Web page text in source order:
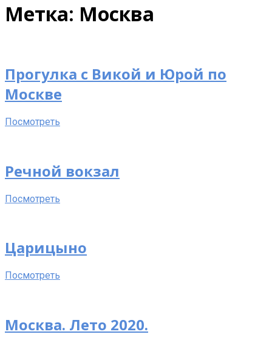
Метка: Москва
Articles.
Прогулка с Викой и Юрой по
Москве
Посмотреть
Речной вокзал
Посмотреть
Царицыно
Посмотреть
Москва. Лето 2020.